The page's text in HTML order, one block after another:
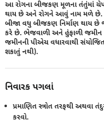
આ રોગના બીજકણ મૂળના તંતુંમાં ચેપ
થાય છે અને રોગને આવું નામ મળે છે.
બીજા વધુ બીજકણ નિર્માણ થાય
કરે છે. ભેજવાળી અને હુંફાળી જમીન
જમીનની પીએચ વધારવાથી
શકાતું નથી).
નિવારક પગલાં
પ્રમાણિત સ્ત્રોત તરફથી અથવા
કરવો.